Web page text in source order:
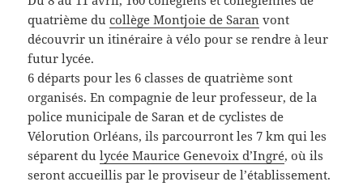
quatrième ducollège Montjoie de Saran vont
découvrir un itinéraire à vélo pour se rendre à leur
futur lycée.
6 départs pour les 6 classes de quatrième sont
organisés. En compagnie de leur professeur, de la
police municipale de Saran et de cyclistes de
Vélorution Orléans, ils parcourront les 7 km qui les
séparent dulycée Maurice Genevoix d’Ingré, où ils
seront accueillis par le proviseur de l’établissement.